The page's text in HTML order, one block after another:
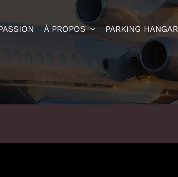
À PROPOS PARKING HANGAR